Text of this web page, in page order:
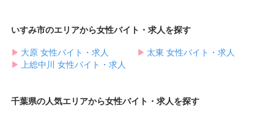
いすみ市のエリアから女性バイト・求人を探す
▶︎ 大原 女性バイト・求人 ▶︎ 太東 女性バイト・求人
▶︎ 上総中川 女性バイト・求人
千葉県の人気エリアから女性バイト・求人を探す